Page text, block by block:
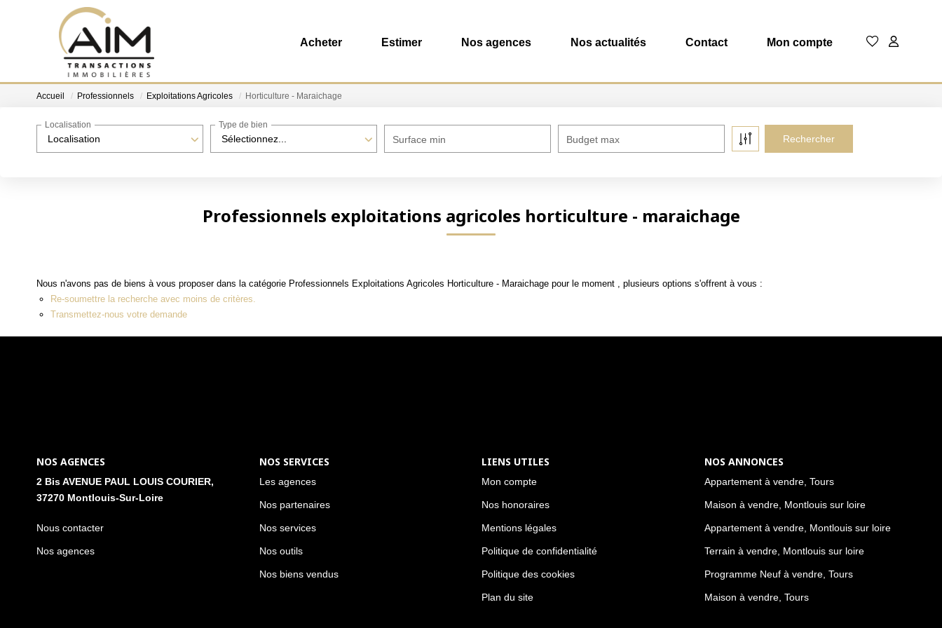
Acheter Estimer Nos agences Nos actualités Contact Mon compte
Accueil Professionnels Exploitations Agricoles Horticulture - Maraichage
Localisation
Localisation
Sélectionnez...
Type de bien
Surface min Budget max
Professionnels exploitations agricoles horticulture - maraichage
Nous n'avons pas de biens à vous proposer dans la catégorie Professionnels Exploitations Agricoles Horticulture - Maraichage pour le moment , plusieurs options s'offrent à vous :
Re-soumettre la recherche avec moins de critères.
Transmettez-nous votre demande
NOS AGENCES
2 Bis AVENUE PAUL LOUIS COURIER,
37270 Montlouis-Sur-Loire
Nous contacter
Nos agences
NOS SERVICES
Les agences
Nos partenaires
Nos services
Nos outils
Nos biens vendus
LIENS UTILES
Mon compte
Nos honoraires
Mentions légales
Politique de confidentialité
Politique des cookies
Plan du site
NOS ANNONCES
Appartement à vendre, Tours
Maison à vendre, Montlouis sur loire
Appartement à vendre, Montlouis sur loire
Terrain à vendre, Montlouis sur loire
Programme Neuf à vendre, Tours
Maison à vendre, Tours